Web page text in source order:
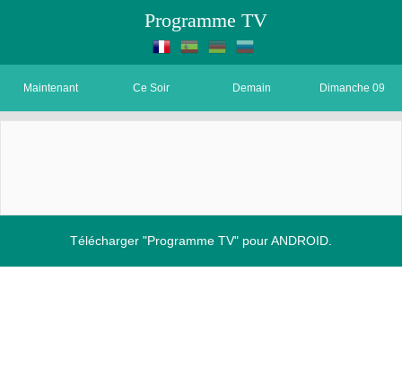
Programme TV
Maintenant Ce Soir Demain Dimanche 09
Télécharger "Programme TV" pour ANDROID.